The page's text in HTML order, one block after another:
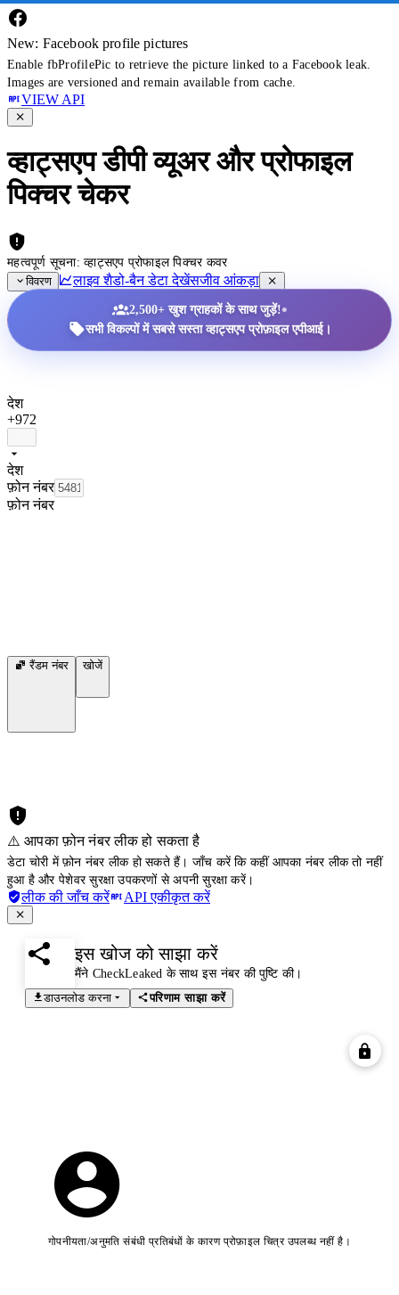
New: Facebook profile pictures
Enable fbProfilePic to retrieve the picture linked to a Facebook leak.
Images are versioned and remain available from cache.
VIEW API
व्हाट्सएप डीपी व्यूअर और प्रोफाइल
पिक्चर चेकर
महत्वपूर्ण सूचना: व्हाट्सएप प्रोफाइल पिक्चर कवर
विवरण
लाइव शैडो-बैन डेटा देखेंसजीव आंकड़ा
2,500+ खुश ग्राहकों के साथ जुड़ें!•
सभी विकल्पों में सबसे सस्ता व्हाट्सएप प्रोफ़ाइल एपीआई।
देश
+972
देश
फ़ोन नंबर
फ़ोन नंबर
रैंडम नंबर खोजें
⚠️ आपका फ़ोन नंबर लीक हो सकता है
डेटा चोरी में फ़ोन नंबर लीक हो सकते हैं। जाँच करें कि कहीं आपका नंबर लीक तो नहीं
हुआ है और पेशेवर सुरक्षा उपकरणों से अपनी सुरक्षा करें।
लीक की जाँच करें API एकीकृत करें
इस खोज को साझा करें
मैंने CheckLeaked के साथ इस नंबर की पुष्टि की।
डाउनलोड करना
परिणाम साझा करें
गोपनीयता/अनुमति संबंधी प्रतिबंधों के कारण प्रोफ़ाइल चित्र उपलब्ध नहीं है।